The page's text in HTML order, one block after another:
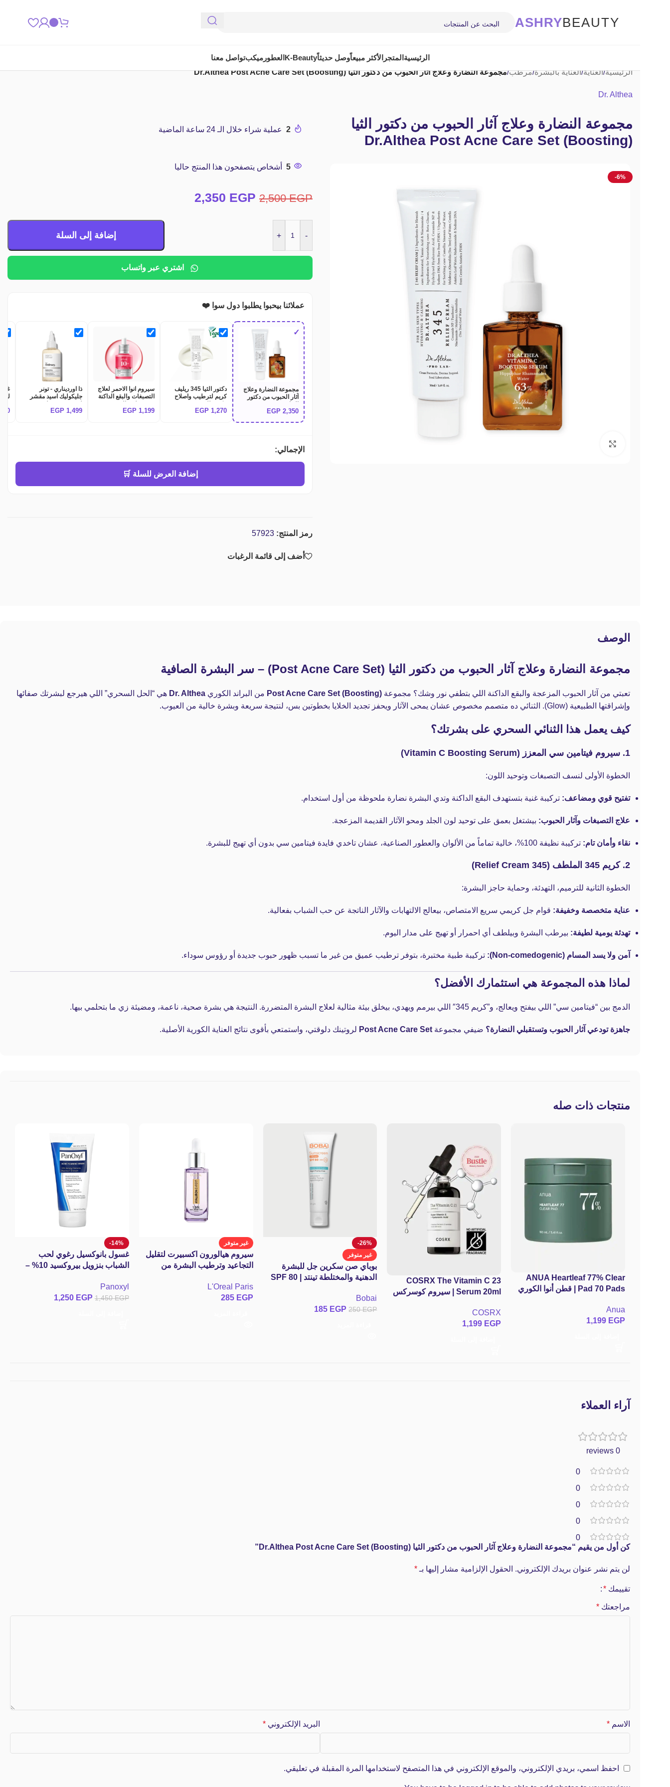
ASHRYBEAUTY
الرئيسية المتجر الأكثر مبيعاًوصل حديثاًK-Beauty العطورميكبتواصل معنا
الرئيسية/العناية/العناية بالبشرة/مرطب/مجموعة النضارة وعلاج آثار الحبوب من دكتور الثيا Dr.Althea Post Acne Care Set (Boosting)
Dr. Althea
مجموعة النضارة وعلاج آثار الحبوب من دكتور الثيا
Dr.Althea Post Acne Care Set (Boosting)
-6%
2 عملية شراء خلال الـ 24 ساعة الماضية
5 أشخاص يتصفحون هذا المنتج حاليا
2,500EGP
2,350 EGP
-
+ إضافة إلى السلة
اشتري عبر واتساب
عملائنا بيحبوا يطلبوا دول سوا ❤️
✓
مجموعة النضارة وعلاج
آثار الحبوب من دكتور
Acne Care Set
2,350
EGP
دكتور الثيا 345 ريليف
كريم لترطيب واصلاح
345 relief cream
1,270
EGP
سيروم انوا الاحمر لعلاج
التصبغات والبقع الداكنة
وتوحيد لون البشرة
Anua Niacinamide
1,199
EGP
ذا اورديناري - تونر
جليكوليك اسيد مقشر
لتفتيح وتوحيد لون
البشرة The Ordinary 1,499
EGP
الإجمالي:
إضافة العرض للسلة 🛒
رمز المنتج: 57923
أضف إلى قائمة الرغبات
الوصف
مجموعة النضارة وعلاج آثار الحبوب من دكتور الثيا (Post Acne Care Set) – سر البشرة الصافية
تعبتي من آثار الحبوب المزعجة والبقع الداكنة اللي بتطفي نور وشك؟ مجموعة Post Acne Care Set (Boosting) من البراند الكوري Dr. Althea هي “الحل السحري” اللي هيرجع لبشرتك صفائها
وإشراقتها الطبيعية (Glow). الثنائي ده متصمم مخصوص عشان يمحى الآثار ويحفز تجديد الخلايا بخطوتين بس، لنتيجة سريعة وبشرة خالية من العيوب.
كيف يعمل هذا الثنائي السحري على بشرتك؟
1. سيروم فيتامين سي المعزز (Vitamin C Boosting Serum)
الخطوة الأولى لنسف التصبغات وتوحيد اللون:
تفتيح قوي ومضاعف: تركيبة غنية بتستهدف البقع الداكنة وتدي البشرة نضارة ملحوظة من أول استخدام.
علاج التصبغات وآثار الحبوب: بيشتغل بعمق على توحيد لون الجلد ومحو الآثار القديمة المزعجة.
نقاء وأمان تام: تركيبة نظيفة 100%، خالية تماماً من الألوان والعطور الصناعية، عشان تاخدي فايدة فيتامين سي بدون أي تهيج للبشرة.
2. كريم 345 الملطف (345 Relief Cream)
الخطوة الثانية للترميم، التهدئة، وحماية حاجز البشرة:
عناية متخصصة وخفيفة: قوام جل كريمي سريع الامتصاص، بيعالج الالتهابات والآثار الناتجة عن حب الشباب بفعالية.
تهدئة يومية لطيفة: بيرطب البشرة وبيلطف أي احمرار أو تهيج على مدار اليوم.
آمن ولا يسد المسام (Non-comedogenic): تركيبة طبية مختبرة، بتوفر ترطيب عميق من غير ما تسبب ظهور حبوب جديدة أو رؤوس سوداء.
لماذا هذه المجموعة هي استثمارك الأفضل؟
الدمج بين “فيتامين سي” اللي بيفتح ويعالج، و”كريم 345″ اللي بيرمم ويهدي، بيخلق بيئة مثالية لعلاج البشرة المتضررة. النتيجة هي بشرة صحية، ناعمة، ومضيئة زي ما بتحلمي بيها.
جاهزة تودعي آثار الحبوب وتستقبلي النضارة؟ ضيفي مجموعة Post Acne Care Set لروتينك دلوقتي، واستمتعي بأقوى نتائج العناية الكورية الأصلية.
منتجات ذات صله
ANUA Heartleaf 77% Clear
Pad 70 Pads | قطن أنوا الكوري
وتقشير البشرة اللطيف
Anua
1,199 EGP
COSRX The Vitamin C 23
Serum 20ml | سيروم كوسركس
23% لتفتيح البشرة وإزالة
التصبغات
COSRX
1,199 EGP
-26%
غير متوفر
بوباي صن سكرين جل للبشرة
الدهنية والمختلطة تينتد | SPF 80
Bobai
250EGP
185 EGP
غير متوفر
سيروم هيالورون اكسبيرت لتقليل
التجاعيد وترطيب البشرة من
L'Oreal Paris
285 EGP
-14%
غسول بانوكسيل رغوي لحب
الشباب بنزويل بيروكسيد 10% –
Wash Benzoyl Peroxide 10%
Panoxyl
1,450EGP
1,250 EGP
آراء العملاء
0 reviews
0
0
0
0
0
كن أول من يقيم “مجموعة النضارة وعلاج آثار الحبوب من دكتور الثيا Dr.Althea Post Acne Care Set (Boosting)”
لن يتم نشر عنوان بريدك الإلكتروني. الحقول الإلزامية مشار إليها بـ *
تقييمك *
مراجعتك *
الاسم * البريد الإلكتروني *
احفظ اسمي، بريدي الإلكتروني، والموقع الإلكتروني في هذا المتصفح لاستخدامها المرة المقبلة في تعليقي.